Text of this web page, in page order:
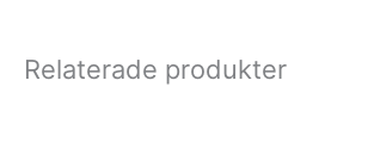
Relaterade produkter